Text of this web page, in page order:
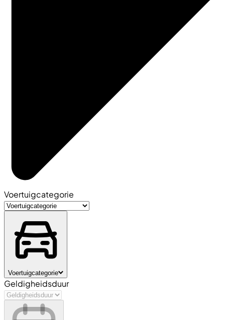
Voertuigcategorie
Voertuigcategorie
Geldigheidsduur